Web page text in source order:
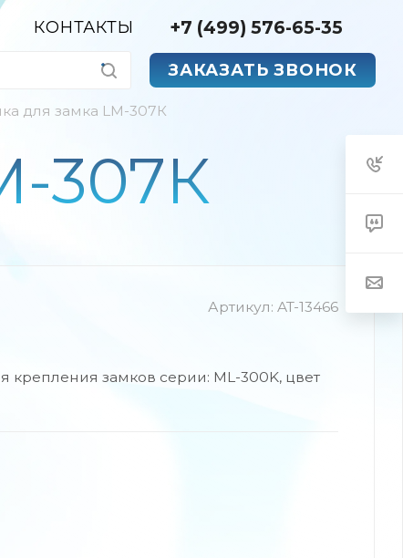
+7 (499) 576-65-35
ЗАКАЗАТЬ ЗВОНОК
КОНТАКТЫ
для замка LM-307К
307К
Артикул: AT-13466
крепления замков серии: ML-300K, цвет